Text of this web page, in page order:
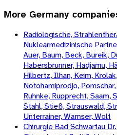
More Germany
Radiologische,
Nuklearmedizinische
Auer, Baum, Beck, Bureik,
Habersbrunner, Hadjamu,
Hilbertz, Ilhan, Keim,
Notohamiprodjo,
Ruhnke, Rupprecht, Saam,
Stahl, Stieß, Strauswald,
Unterrainer, Wamser, Wolf
Chirurgie Bad Schwartau